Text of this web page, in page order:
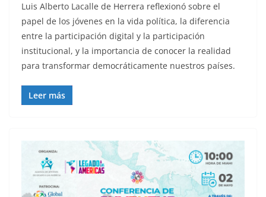
Luis Alberto Lacalle de Herrera reflexionó sobre el
papel de los jóvenes en la vida política, la diferencia
entre la participación digital y la participación
institucional, y la importancia de conocer la realidad
para transformar democráticamente nuestros países.
Leer más